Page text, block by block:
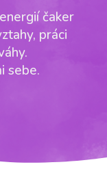
čaker
práci
sebe.